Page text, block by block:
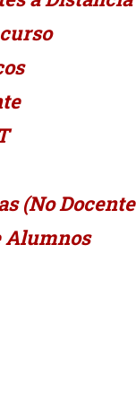
(No
Alumnos